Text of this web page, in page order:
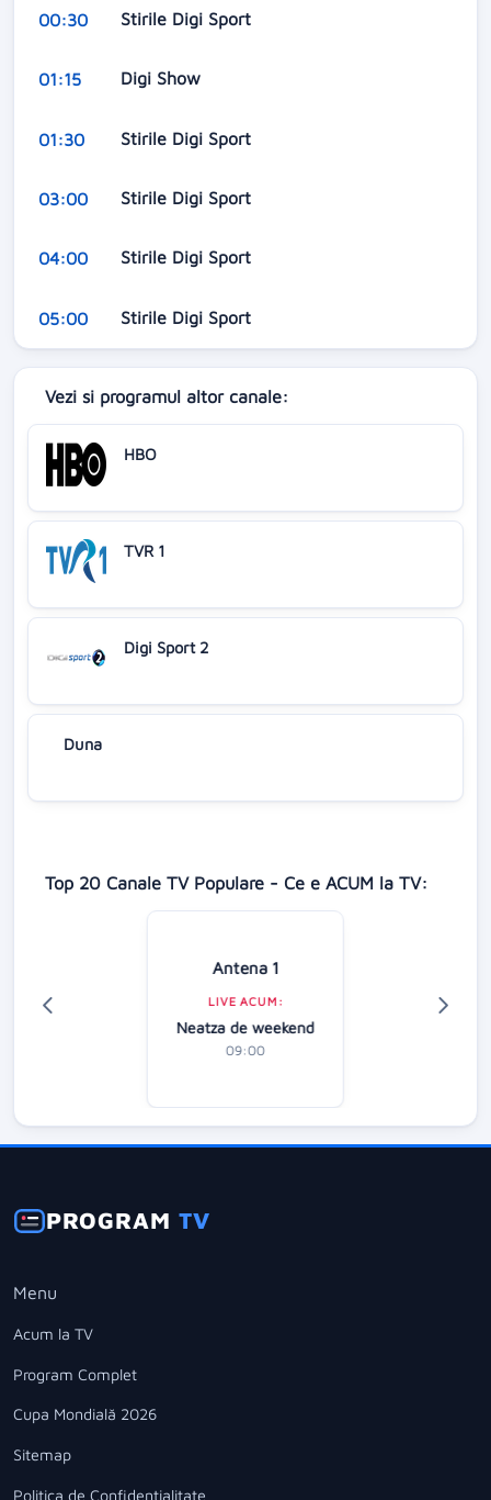
00:30 Stirile Digi Sport
01:15 Digi Show
01:30 Stirile Digi Sport
03:00 Stirile Digi Sport
04:00 Stirile Digi Sport
05:00 Stirile Digi Sport
Vezi si programul altor canale:
HBO
TVR 1
Digi Sport 2
Duna
Top 20 Canale TV Populare - Ce e ACUM la TV:
Antena 1
LIVE ACUM:
Neatza de weekend
09:00
PROGRAMTV
Menu
Acum la TV
Program Complet
Cupa Mondială 2026
Sitemap
Politica de Confidentialitate